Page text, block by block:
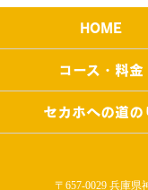
HOME
コース・料金
セカホへの道の
〒657-0029 兵庫県